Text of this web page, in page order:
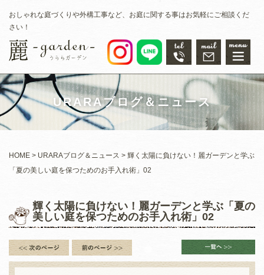
おしゃれな庭づくりや外構工事など、お庭に関する事はお気軽にご相談くだ
さい！
URARAブログ＆ニュース
HOME URARAブログ＆ニュース
輝く太陽に負けない！麗ガーデンと学ぶ
「夏の美しい庭を保つためのお手入れ術」02
輝く太陽に負けない！麗ガーデンと学ぶ「夏の
美しい庭を保つためのお手入れ術」02